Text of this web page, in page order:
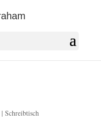
Schreibtisch